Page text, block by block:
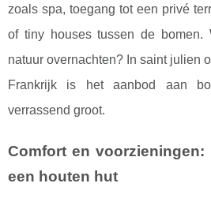
zoals spa, toegang tot een privé
of tiny houses tussen de
natuur overnachten? In saint julien
Frankrijk is het aanbod aan
verrassend groot.
Comfort en voorzieningen:
een houten hut